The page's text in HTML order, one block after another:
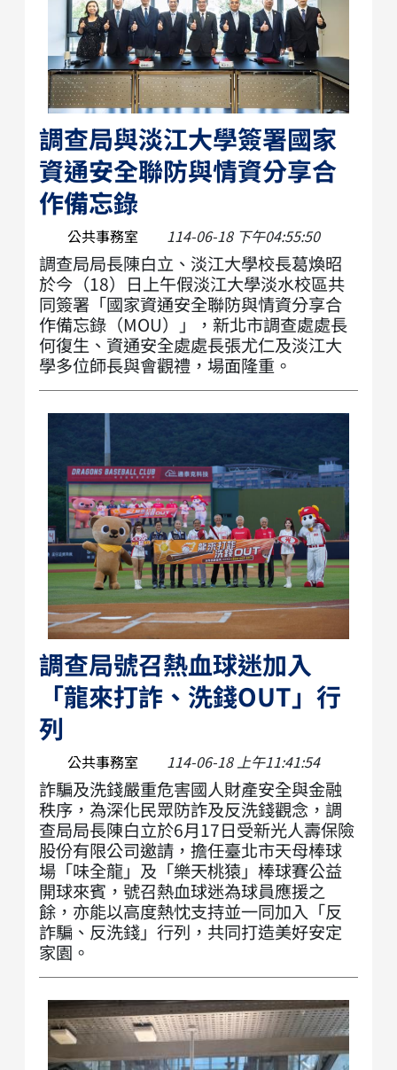
調查局與淡江大學簽署國家
資通安全聯防與情資分享合
作備忘錄
公共事務室 114-06-18 下午04:55:50
調查局局長陳白立、淡江大學校長葛煥昭
於今（18）日上午假淡江大學淡水校區共
同簽署「國家資通安全聯防與情資分享合
作備忘錄（MOU）」，新北市調查處處長
何復生、資通安全處處長張尤仁及淡江大
學多位師長與會觀禮，場面隆重。
調查局號召熱血球迷加入
「龍來打詐、洗錢OUT」行
列
公共事務室 114-06-18 上午11:41:54
詐騙及洗錢嚴重危害國人財產安全與金融
秩序，為深化民眾防詐及反洗錢觀念，調
查局局長陳白立於6月17日受新光人壽保險
股份有限公司邀請，擔任臺北市天母棒球
場「味全龍」及「樂天桃猿」棒球賽公益
開球來賓，號召熱血球迷為球員應援之
餘，亦能以高度熱忱支持並一同加入「反
詐騙、反洗錢」行列，共同打造美好安定
家園。